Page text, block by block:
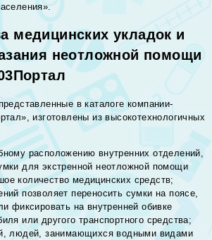
медицинских укладок и
неотложной помощи
в каталоге компании-
изготовлены из высокотехнологичных
расположению внутренних отделений,
для экстренной неотложной помощи
количество медицинских средств;
позволяет переносить сумки на поясе,
фиксировать на внутренней обивке
или другого транспортного средства;
людей, занимающихся водными видами